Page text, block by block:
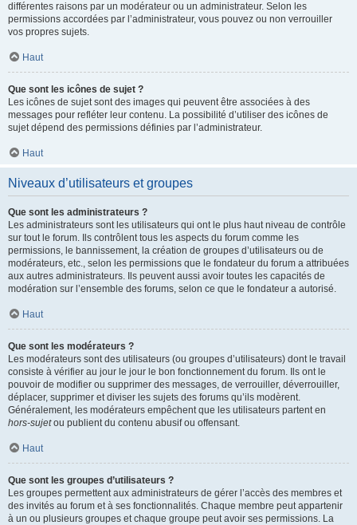
différentes raisons par un modérateur ou un administrateur. Selon les
permissions accordées par l’administrateur, vous pouvez ou non verrouiller
vos propres sujets.
Haut
Que sont les icônes de sujet ?
Les icônes de sujet sont des images qui peuvent être associées à des
messages pour refléter leur contenu. La possibilité d’utiliser des icônes de
sujet dépend des permissions définies par l’administrateur.
Haut
Niveaux d’utilisateurs et groupes
Que sont les administrateurs ?
Les administrateurs sont les utilisateurs qui ont le plus haut niveau de contrôle
sur tout le forum. Ils contrôlent tous les aspects du forum comme les
permissions, le bannissement, la création de groupes d’utilisateurs ou de
modérateurs, etc., selon les permissions que le fondateur du forum a attribuées
aux autres administrateurs. Ils peuvent aussi avoir toutes les capacités de
modération sur l’ensemble des forums, selon ce que le fondateur a autorisé.
Haut
Que sont les modérateurs ?
Les modérateurs sont des utilisateurs (ou groupes d’utilisateurs) dont le travail
consiste à vérifier au jour le jour le bon fonctionnement du forum. Ils ont le
pouvoir de modifier ou supprimer des messages, de verrouiller, déverrouiller,
déplacer, supprimer et diviser les sujets des forums qu’ils modèrent.
Généralement, les modérateurs empêchent que les utilisateurs partent en
hors-sujetou publient du contenu abusif ou offensant.
Haut
Que sont les groupes d’utilisateurs ?
Les groupes permettent aux administrateurs de gérer l’accès des membres et
des invités au forum et à ses fonctionnalités. Chaque membre peut appartenir
à un ou plusieurs groupes et chaque groupe peut avoir ses permissions. La